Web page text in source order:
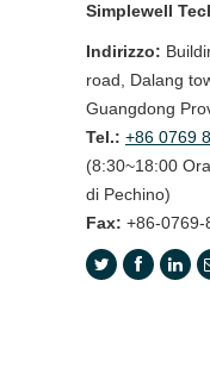
Simplewell
Indirizzo:
road, Dalang
Guangdong
Tel.: +86 0769
(8:30~18:00
di Pechino)
Fax: +86-0769-